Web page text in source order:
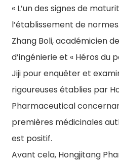
« L’un des signes de
l’établissement de
Zhang Boli, académicien
d’ingénierie et « Héros du
Jiji pour enquêter et
rigoureuses établies par
Pharmaceutical
premières médicinales
est positif.
Avant cela, Hongjitang